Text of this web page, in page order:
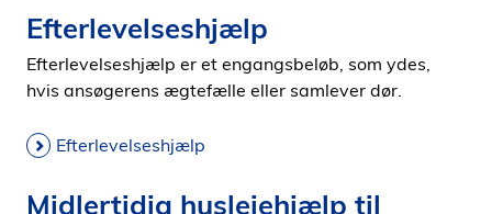
Efterlevelseshjælp
Efterlevelseshjælp er et engangsbeløb, som ydes,
hvis ansøgerens ægtefælle eller samlever dør.
Efterlevelseshjælp
Midlertidig huslejehjælp til